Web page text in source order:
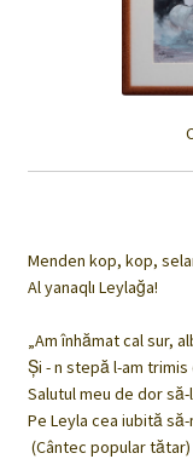
Menden kop, kop,
Al yanaqlı Leylağa!
„Am înhămat cal sur,
Şi - n stepă l-am trimis
Salutul meu de dor
Pe Leyla cea iubită să-
(Cântec popular tătar)